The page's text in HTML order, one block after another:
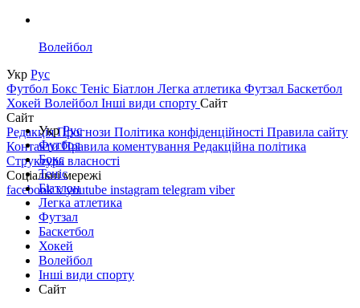
Волейбол
Укр Рус
Футбол Бокс Теніс Біатлон Легка атлетика Футзал Баскетбол
Хокей Волейбол Інші види спорту Сайт
Сайт
РедакціяПрогнози Політика конфіденційності Правила сайту
КонтактиПравила коментування Редакційна політика
Структура власності
Соціальні мережі
facebookxyoutube instagram telegram viber
УкрРус
Футбол
Бокс
Теніс
Біатлон
Легка атлетика
Футзал
Баскетбол
Хокей
Волейбол
Інші види спорту
Сайт